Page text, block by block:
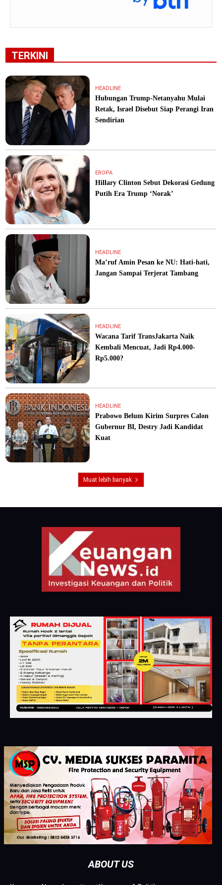
TERKINI
HEADLINE
Hubungan Trump-Netanyahu Mulai
Retak, Israel Disebut Siap Perangi Iran
Sendirian
EROPA
Hillary Clinton Sebut Dekorasi Gedung
Putih Era Trump ‘Norak’
HEADLINE
Ma’ruf Amin Pesan ke NU: Hati-hati,
Jangan Sampai Terjerat Tambang
HEADLINE
Wacana Tarif TransJakarta Naik
Kembali Mencuat, Jadi Rp4.000-
Rp5.000?
HEADLINE
Prabowo Belum Kirim Surpres Calon
Gubernur BI, Destry Jadi Kandidat
Kuat
Muat lebih banyak
ABOUT US